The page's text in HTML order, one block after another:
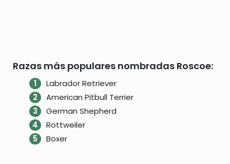
Razas más populares nombradas Roscoe:
Labrador Retriever
American Pitbull Terrier
German Shepherd
Rottweiler
Boxer